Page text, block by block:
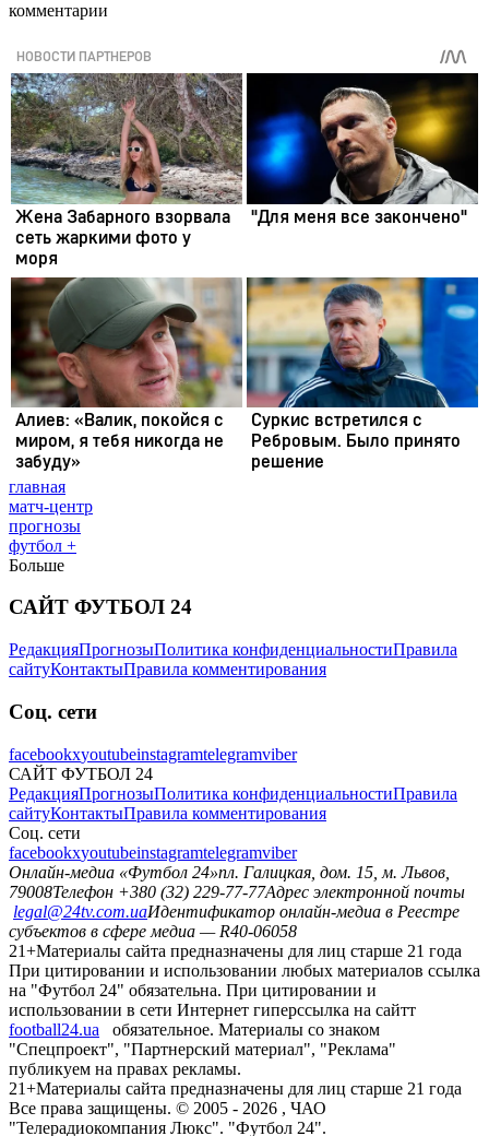
комментарии
главная
матч-центр
прогнозы
футбол +
Больше
САЙТ ФУТБОЛ 24
РедакцияПрогнозыПолитика конфиденциальностиПравила
сайтуКонтактыПравила комментирования
Соц. сети
facebookxyoutubeinstagramtelegramviber
САЙТ ФУТБОЛ 24
РедакцияПрогнозыПолитика конфиденциальностиПравила
сайтуКонтактыПравила комментирования
Соц. сети
facebookxyoutubeinstagramtelegramviber
Онлайн-медиа «Футбол 24»пл. Галицкая, дом. 15, м. Львов,
79008Телефон +380 (32) 229-77-77Адрес электронной почты
legal@24tv.com.uaИдентификатор онлайн-медиа в Реестре
субъектов в сфере медиа — R40-06058
21+Материалы сайта предназначены для лиц старше 21 года
При цитировании и использовании любых материалов ссылка
на "Футбол 24" обязательна. При цитировании и
использовании в сети Интернет гиперссылка на сайтт
football24.ua
обязательное. Материалы со знаком
"Спецпроект", "Партнерский материал", "Реклама"
публикуем на правах рекламы.
21+Материалы сайта предназначены для лиц старше 21 года
Все права защищены. © 2005 - 2026 , ЧАО
"Телерадиокомпания Люкс". "Футбол 24".